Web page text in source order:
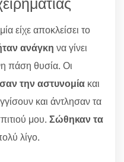
είχε αποκλείσει το
ανάγκη να γίνει
πάση θυσία. Οι
την αστυνομία και
και άντλησαν τα
μου. Σώθηκαν τα
λίγο.